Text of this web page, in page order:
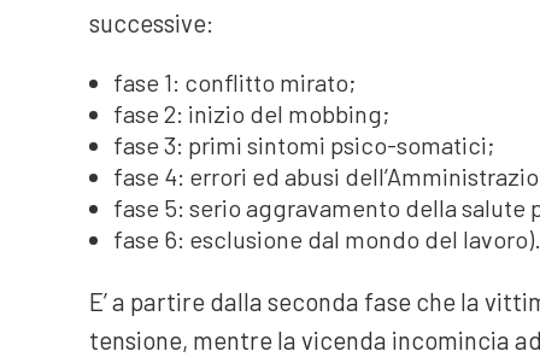
successive:
fase 1: conflitto mirato;
fase 2: inizio del mobbing;
fase 3: primi sintomi psico-somatici;
fase 4: errori ed abusi
fase 5: serio aggravamento della
fase 6: esclusione dal mondo del lavoro).
E’ a partire dalla seconda fase che la
tensione, mentre la vicenda incomincia